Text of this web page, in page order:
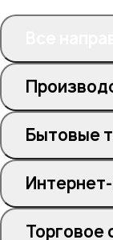
Бытовые
Торговое